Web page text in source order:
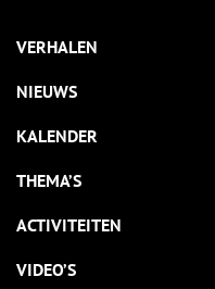
VERHALEN
NIEUWS
KALENDER
THEMA’S
ACTIVITEITEN
VIDEO’S